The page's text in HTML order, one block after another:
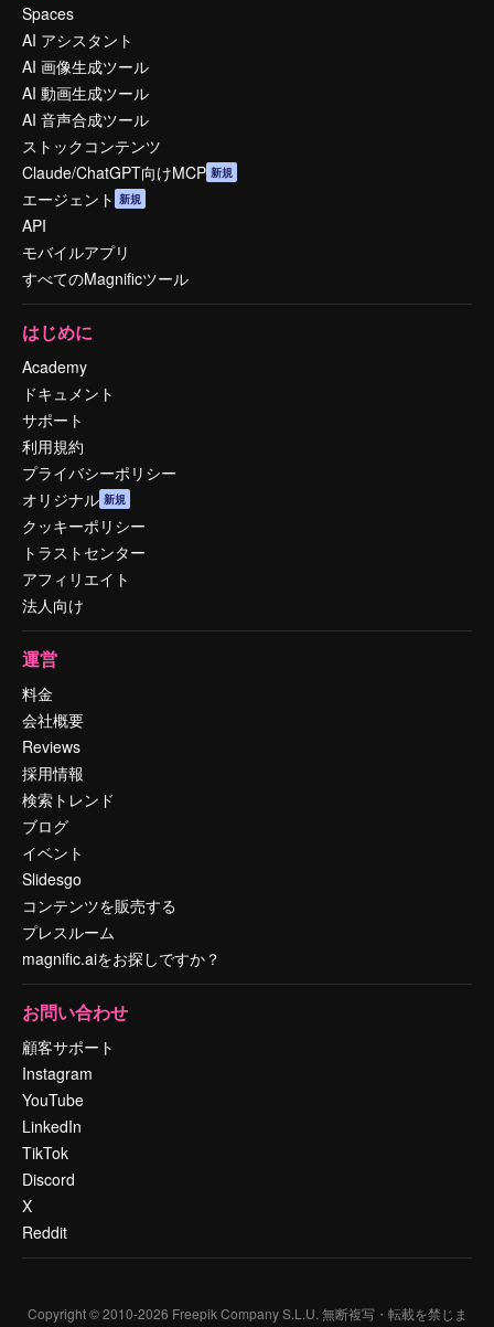
Spaces
AI アシスタント
AI 画像生成ツール
AI 動画生成ツール
AI 音声合成ツール
ストックコンテンツ
Claude/ChatGPT向けMCP 新規
エージェント 新規
API
モバイルアプリ
すべてのMagnificツール
はじめに
Academy
ドキュメント
サポート
利用規約
プライバシーポリシー
オリジナル 新規
クッキーポリシー
トラストセンター
アフィリエイト
法人向け
運営
料金
会社概要
Reviews
採用情報
検索トレンド
ブログ
イベント
Slidesgo
コンテンツを販売する
プレスルーム
magnific.aiをお探しですか？
お問い合わせ
顧客サポート
Instagram
YouTube
LinkedIn
TikTok
Discord
X
Reddit
Copyright © 2010-2026 Freepik Company S.L.U. 無断複写・転載を禁じま